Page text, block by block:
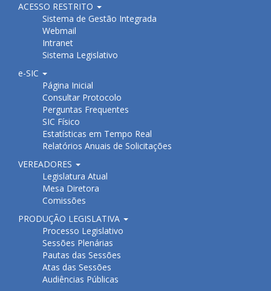
ACESSO RESTRITO
Sistema de Gestão Integrada
Webmail
Intranet
Sistema Legislativo
e-SIC
Página Inicial
Consultar Protocolo
Perguntas Frequentes
SIC Físico
Estatísticas em Tempo Real
Relatórios Anuais de Solicitações
VEREADORES
Legislatura Atual
Mesa Diretora
Comissões
PRODUÇÃO LEGISLATIVA
Processo Legislativo
Sessões Plenárias
Pautas das Sessões
Atas das Sessões
Audiências Públicas